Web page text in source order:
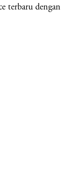
terbaru dengan